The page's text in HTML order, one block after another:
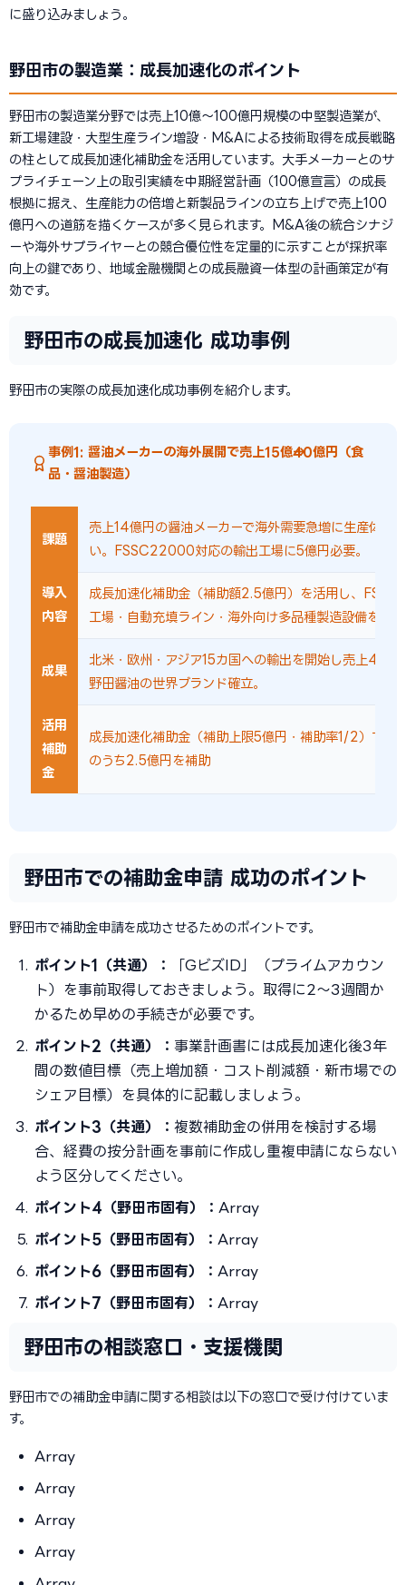
に盛り込みましょう。
野田市の製造業：成長加速化のポイント
野田市の製造業分野では売上10億〜100億円規模の中堅製造業が、
新工場建設・大型生産ライン増設・M&Aによる技術取得を成長戦略
の柱として成長加速化補助金を活用しています。大手メーカーとのサ
プライチェーン上の取引実績を中期経営計画（100億宣言）の成長
根拠に据え、生産能力の倍増と新製品ラインの立ち上げで売上100
億円への道筋を描くケースが多く見られます。M&A後の統合シナジ
ーや海外サプライヤーとの競合優位性を定量的に示すことが採択率
向上の鍵であり、地域金融機関との成長融資一体型の計画策定が有
効です。
野田市の成長加速化 成功事例
野田市の実際の成長加速化成功事例を紹介します。
事例1: 醤油メーカーの海外展開で売上15億→40億円（食
品・醤油製造）
課題
売上14億円の醤油メーカーで海外需要急増に生産体制
い。FSSC22000対応の輸出工場に5億円必要。
導入
内容
成長加速化補助金（補助額2.5億円）を活用し、
工場・自動充填ライン・海外向け多品種製造設備を導
成果
北米・欧州・アジア15カ国への輸出を開始し売上40億
野田醤油の世界ブランド確立。
活用
補助
金
成長加速化補助金（補助上限5億円・補助率1/2）で設
のうち2.5億円を補助
野田市での補助金申請 成功のポイント
野田市で補助金申請を成功させるためのポイントです。
ポイント1（共通）：
「GビズID」（プライムアカウン
ト）を事前取得しておきましょう。取得に2〜3週間か
かるため早めの手続きが必要です。
ポイント2（共通）： 事業計画書には成長加速化後3年
間の数値目標（売上増加額・コスト削減額・新市場での
シェア目標）を具体的に記載しましょう。
ポイント3（共通）： 複数補助金の併用を検討する場
合、経費の按分計画を事前に作成し重複申請にならない
よう区分してください。
ポイント4（野田市固有）： Array
ポイント5（野田市固有）： Array
ポイント6（野田市固有）： Array
ポイント7（野田市固有）： Array
野田市の相談窓口・支援機関
野田市での補助金申請に関する相談は以下の窓口で受け付けていま
す。
Array
Array
Array
Array